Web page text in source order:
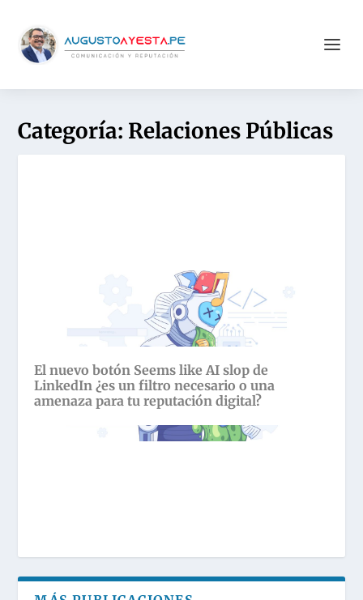
Categoría: Relaciones Públicas
El nuevo botón Seems like AI slop de
LinkedIn ¿es un filtro necesario o una
amenaza para tu reputación digital?